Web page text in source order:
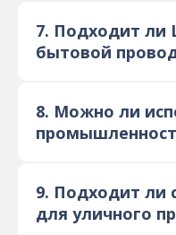
7. Подходит ли
бытовой
8. Можно ли
9. Подходит ли
для уличного